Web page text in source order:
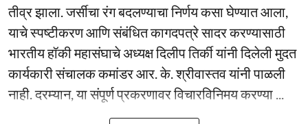
तीव्र झाला. जर्सीचा रंग बदलण्याचा निर्णय कसा घेण्यात आला,
याचे स्पष्टीकरण आणि संबंधित कागदपत्रे सादर करण्यासाठी
भारतीय हॉकी महासंघाचे अध्यक्ष दिलीप तिर्की यांनी दिलेली मुदत
कार्यकारी संचालक कमांडर आर. के. श्रीवास्तव यांनी पाळली
नाही. दरम्यान, या संपूर्ण प्रकरणावर विचारविनिमय करण्या ...